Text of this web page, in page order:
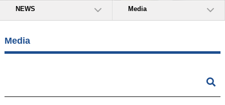
NEWS Media
Media